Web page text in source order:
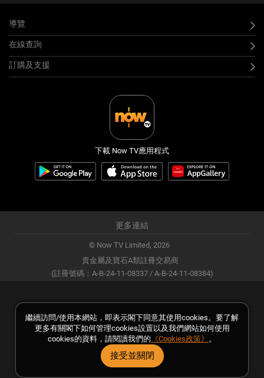
導覽
在線查詢
訂購及支援
下載 Now TV應用程式
更多連結
© Now TV Limited, 2026
貴金屬及寶石A類註冊交易商
(註冊號碼：A-B-24-11-08337 / A-B-24-11-08384)
繼續訪問/使用本網站，即表示閣下同意其使用cookies。要了解
更多有關閣下如何管理cookies設置以及我們網站如何使用
cookies的資料，請閱讀我們的 《Cookies政策》 。
接受並關閉